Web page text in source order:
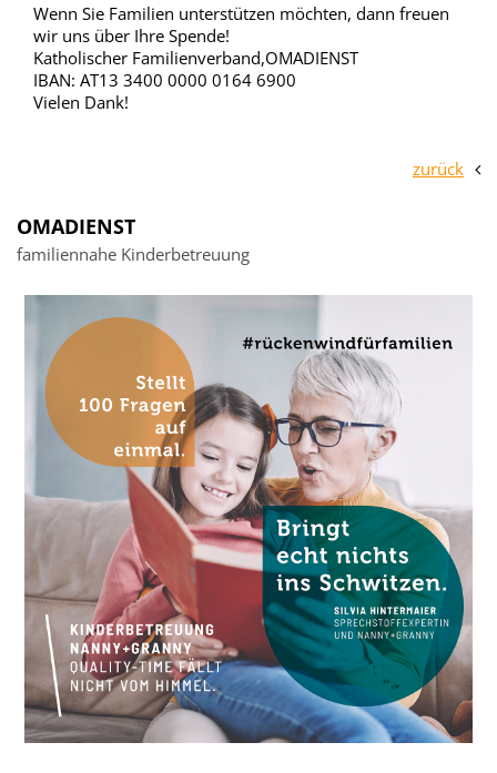
Wenn Sie Familien unterstützen möchten, dann freuen
wir uns über Ihre Spende!
Katholischer Familienverband,OMADIENST
IBAN: AT13 3400 0000 0164 6900
Vielen Dank!
zurück
OMADIENST
familiennahe Kinderbetreuung